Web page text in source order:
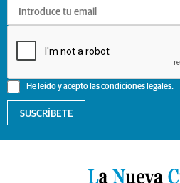
He leído y acepto lascondiciones legales.
SUSCRÍBETE